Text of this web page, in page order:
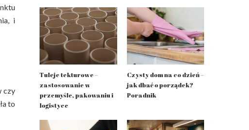
i
czy
to
Tuleje tekturowe –
zastosowanie w
przemyśle, pakowaniu i
logistyce
Czysty dom na co dzień –
jak dbać o porządek?
Poradnik